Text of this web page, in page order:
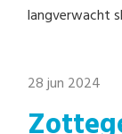
langverwacht
28 jun 2024